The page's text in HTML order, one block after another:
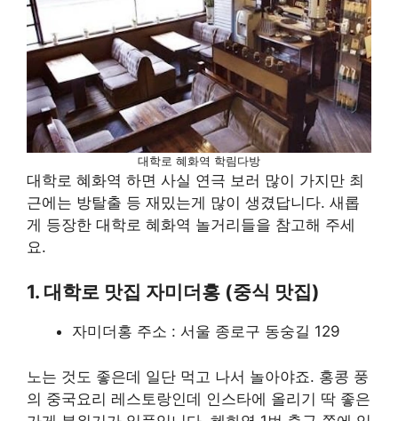
대학로 혜화역 학림다방
대학로 혜화역 하면 사실 연극 보러 많이 가지만 최
근에는 방탈출 등 재밌는게 많이 생겼답니다. 새롭
게 등장한 대학로 혜화역 놀거리들을 참고해 주세
요.
1. 대학로 맛집 자미더홍 (중식 맛집)
자미더홍 주소 : 서울 종로구 동숭길 129
노는 것도 좋은데 일단 먹고 나서 놀아야죠. 홍콩 풍
의 중국요리 레스토랑인데 인스타에 올리기 딱 좋은